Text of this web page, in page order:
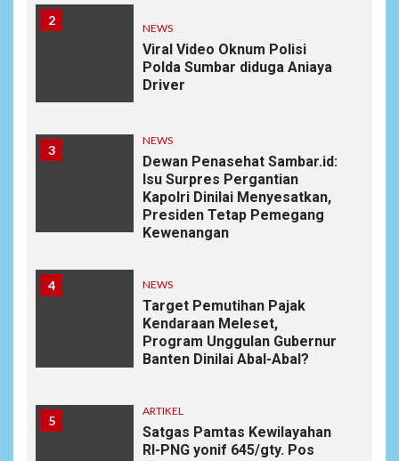
2
NEWS
Viral Video Oknum Polisi
Polda Sumbar diduga Aniaya
Driver
3
NEWS
Dewan Penasehat Sambar.id:
Isu Surpres Pergantian
Kapolri Dinilai Menyesatkan,
Presiden Tetap Pemegang
Kewenangan
4 NEWS
Target Pemutihan Pajak
Kendaraan Meleset,
Program Unggulan Gubernur
Banten Dinilai Abal-Abal?
5
ARTIKEL
Satgas Pamtas Kewilayahan
RI-PNG yonif 645/gty. Pos